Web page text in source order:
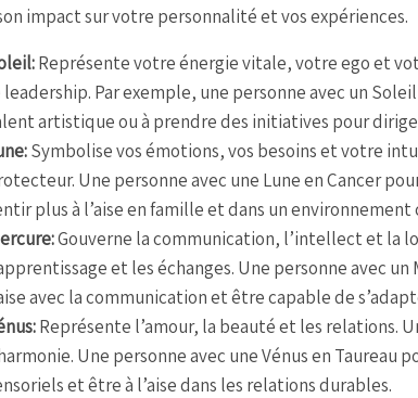
impact sur votre personnalité et vos expériences.
Représente votre énergie vitale, votre ego et
leadership. Par exemple, une personne avec un
artistique ou à prendre des initiatives pour
Symbolise vos émotions, vos besoins et votre
Une personne avec une Lune en Cancer
plus à l’aise en famille et dans un
Gouverne la communication, l’intellect et la
et les échanges. Une personne avec
avec la communication et être capable de
Représente l’amour, la beauté et les relations.
Une personne avec une Vénus en Taureau
et être à l’aise dans les relations durables.